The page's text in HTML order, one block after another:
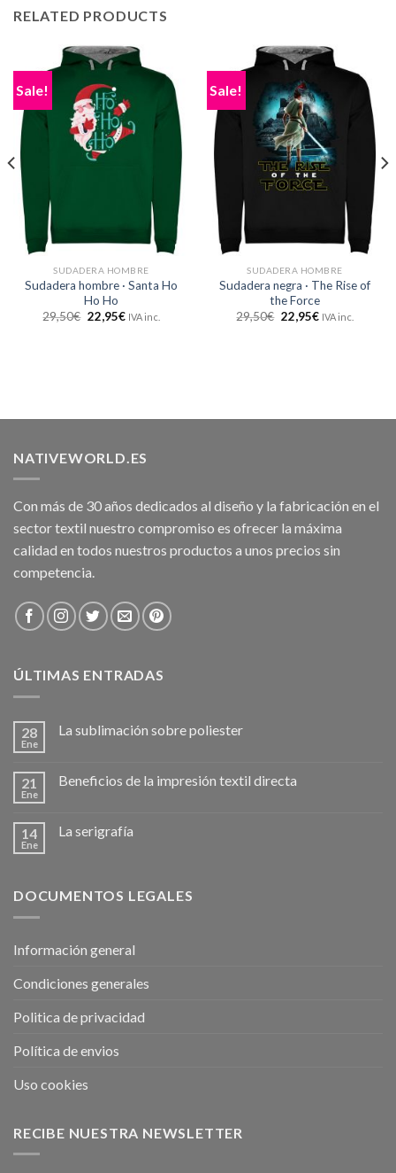
RELATED PRODUCTS
Sale!
SUDADERA HOMBRE
Sudadera hombre · Santa Ho
Ho Ho
29,50€ 22,95€ IVA inc.
Sale!
SUDADERA HOMBRE
Sudadera negra · The Rise of
the Force
29,50€ 22,95€ IVA inc.
NATIVEWORLD.ES
Con más de 30 años dedicados al diseño y la fabricación en el
sector textil nuestro compromiso es ofrecer la máxima
calidad en todos nuestros productos a unos precios sin
competencia.
ÚLTIMAS ENTRADAS
28
Ene
La sublimación sobre poliester
21
Ene
Beneficios de la impresión textil directa
14
Ene
La serigrafía
DOCUMENTOS LEGALES
Información general
Condiciones generales
Politica de privacidad
Política de envios
Uso cookies
RECIBE NUESTRA NEWSLETTER